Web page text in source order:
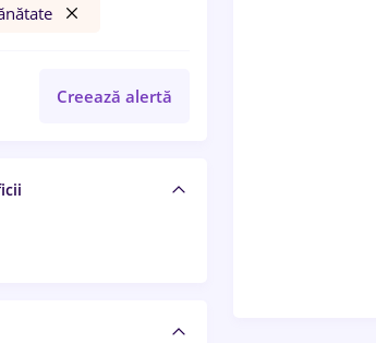
Creează alertă